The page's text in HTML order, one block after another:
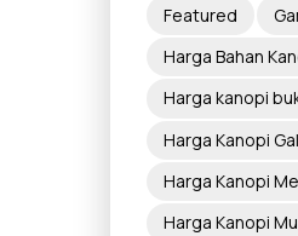
Featured
Harga Bahan
Harga kanopi
Harga Kanopi
Harga Kanopi
Harga Kanopi